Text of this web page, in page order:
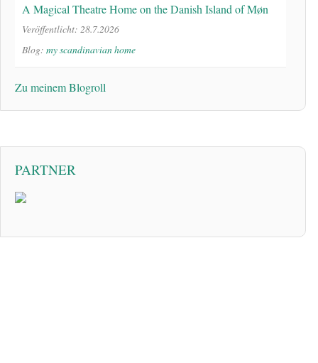
A Magical Theatre Home on the Danish Island of Møn
Veröffentlicht: 28.7.2026
Blog: my scandinavian home
Zu meinem Blogroll
PARTNER